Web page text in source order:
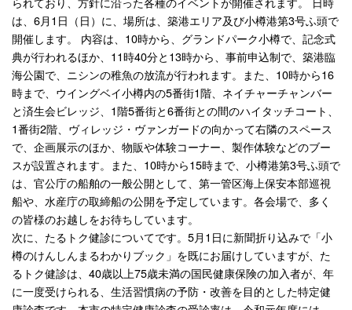
は、6月1日（日）に、場所は、築港エリア及び小樽港第3号ふ頭で
開催します。 内容は、10時から、グランドパーク小樽で、記念式
典が行われるほか、11時40分と13時から、事前申込制で、築港臨
海公園で、ニシンの稚魚の放流が行われます。また、10時から16
時まで、ウイングベイ小樽内の5番街1階、ネイチャーチャンバー
と済生会ビレッジ、1階5番街と6番街との間のハイタッチコート、
1番街2階、ヴィレッジ・ヴァンガードの向かって右隣のスペース
で、企画展示のほか、物販や体験コーナー、製作体験などのブー
スが設置されます。また、10時から15時まで、小樽港第3号ふ頭で
は、官公庁の船舶の一般公開として、第一管区海上保安本部巡視
船や、水産庁の取締船の公開を予定しています。各会場で、多く
の皆様のお越しをお待ちしています。
次に、たるトク健診についてです。5月1日に新聞折り込みで「小
樽のけんしんまるわかりブック」を既にお届けしていますが、た
るトク健診は、40歳以上75歳未満の国民健康保険の加入者が、年
に一度受けられる、生活習慣病の予防・改善を目的とした特定健